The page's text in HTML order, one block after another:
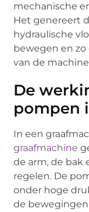
mechanische
Het genereert
hydraulische
bewegen en
van de
De
pompen
In een
graafmachine
de arm, de bak
regelen. De
onder hoge
de